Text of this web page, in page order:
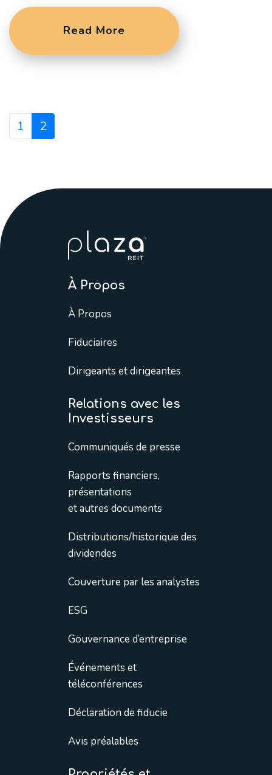
Read More
1 2
À Propos
À Propos
Fiduciaires
Dirigeants et dirigeantes
Relations avec les
Investisseurs
Communiqués de presse
Rapports financiers,
présentations
et autres documents
Distributions/historique des
dividendes
Couverture par les analystes
ESG
Gouvernance d’entreprise
Événements et
téléconférences
Déclaration de fiducie
Avis préalables